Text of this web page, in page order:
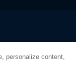
personalize content,